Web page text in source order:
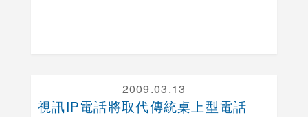
2009.03.13
視訊IP電話將取代傳統桌上型電話